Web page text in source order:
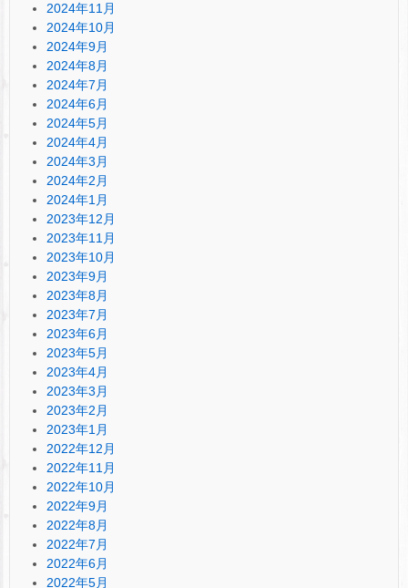
2024年11月
2024年10月
2024年9月
2024年8月
2024年7月
2024年6月
2024年5月
2024年4月
2024年3月
2024年2月
2024年1月
2023年12月
2023年11月
2023年10月
2023年9月
2023年8月
2023年7月
2023年6月
2023年5月
2023年4月
2023年3月
2023年2月
2023年1月
2022年12月
2022年11月
2022年10月
2022年9月
2022年8月
2022年7月
2022年6月
2022年5月